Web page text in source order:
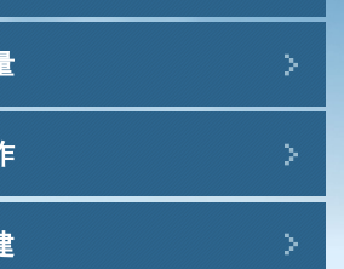
2026年第二季度和1—6月全国
况
2026-07-29
境法典实施准备工作，为美丽
2026-07-28
秋
徐必久
立健全生态环境基本制
门拟订国家生态环境政策、
，起草法律法规草案，制定
国务院有关文件
报
况公报
护督察